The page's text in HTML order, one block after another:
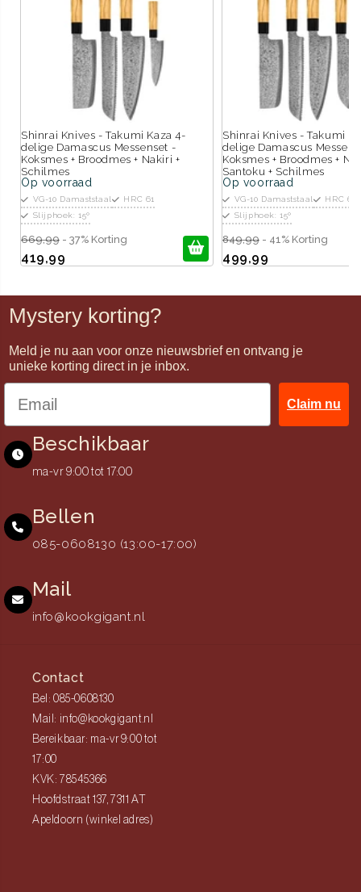
Shinrai Knives - Takumi Kaza 4-
delige Damascus Messenset -
Koksmes + Broodmes + Nakiri +
Schilmes
Op voorraad
VG-10 Damaststaal
HRC 61
Slijphoek: 15º
669,99 - 37% Korting
419,99
Shinrai Knives - Takumi
delige Damascus
Koksmes + Broodmes +
Santoku + Schilmes
Op voorraad
VG-10 Damaststaal
HRC 61
Slijphoek: 15º
849,99 - 41% Korting
499,99
Mystery korting?
Meld je nu aan voor onze nieuwsbrief en ontvang je
unieke korting direct in je inbox.
Claim nu
Beschikbaar
ma-vr 9:00 tot 17:00
Bellen
085-0608130 (13:00-17:00)
Mail
info@kookgigant.nl
Contact
Bel: 085-0608130
Mail: info@kookgigant.nl
Bereikbaar: ma-vr 9:00 tot
17:00
KVK: 78545366
Hoofdstraat 137, 7311 AT
Apeldoorn (winkel adres)